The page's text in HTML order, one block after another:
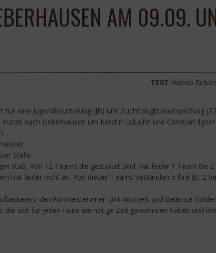
AM 09.09.
TEXT Helena
eine Jugendbeurteilung (JB) und Zuchttauglichkeitsprüfung
nach Lieberhausen um Kerstin Lubjuhn und Christian
Stelle.
statt. Von 12 Teams die gestartet sind, hat leider 1 Team die
trat leider nicht an. Von diesen Teams bestanden 5 ihre JB, 2
den Körmeisterinnen Brit Wuchert und Beatrice
sich für jeden Hund die nötige Zeit genommen haben und